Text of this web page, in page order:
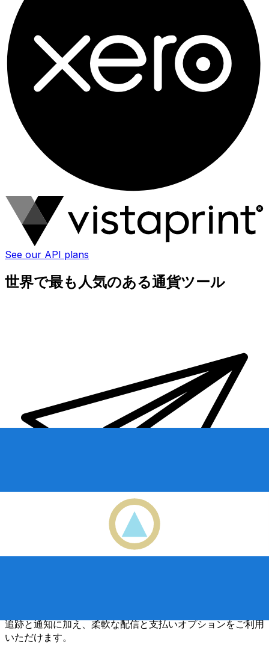
See our API plans
世界で最も人気のある通貨ツール
追跡と通知に加え、柔軟な配信と支払いオプションをご利用
いただけます。